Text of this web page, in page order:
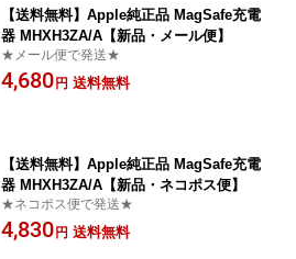
【送料無料】Apple純正品 MagSafe充電
器 MHXH3ZA/A【新品・メール便】
★メール便で発送★
4,680 円 送料無料
【送料無料】Apple純正品 MagSafe充電
器 MHXH3ZA/A【新品・ネコポス便】
★ネコポス便で発送★
4,830 円 送料無料